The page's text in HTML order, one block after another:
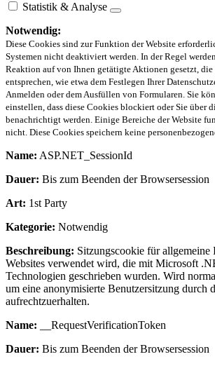
Statistik & Analyse
Notwendig:
Diese Cookies sind zur Funktion der Website
Systemen nicht deaktiviert werden. In der Regel
Reaktion auf von Ihnen getätigte Aktionen gesetzt,
entsprechen, wie etwa dem Festlegen Ihrer
Anmelden oder dem Ausfüllen von Formularen. Sie
einstellen, dass diese Cookies blockiert oder Sie über
benachrichtigt werden. Einige Bereiche der Website
nicht. Diese Cookies speichern keine
Name: ASP.NET_SessionId
Dauer: Bis zum Beenden der Browsersession
Art: 1st Party
Kategorie: Notwendig
Beschreibung: Sitzungscookie für allgemeine
Websites verwendet wird, die mit Microsoft
Technologien geschrieben wurden. Wird
um eine anonymisierte Benutzersitzung durch
aufrechtzuerhalten.
Name: __RequestVerificationToken
Dauer: Bis zum Beenden der Browsersession